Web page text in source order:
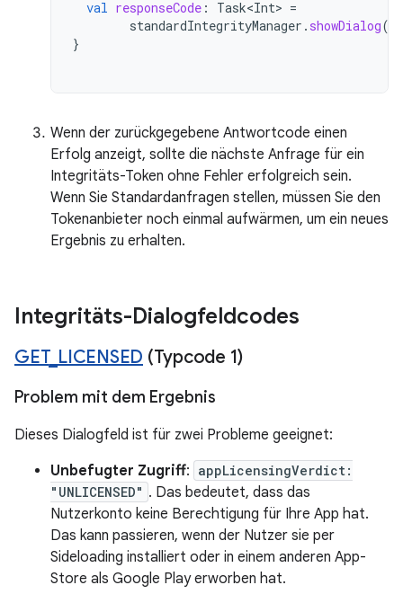
val responseCode : Task<Int> =
standardIntegrityManager . showDialog(
}
Wenn der zurückgegebene Antwortcode einen
Erfolg anzeigt, sollte die nächste Anfrage für ein
Integritäts-Token ohne Fehler erfolgreich sein.
Wenn Sie Standardanfragen stellen, müssen Sie den
Tokenanbieter noch einmal aufwärmen, um ein neues
Ergebnis zu erhalten.
Integritäts-Dialogfeldcodes
GET_ LICENSED (Typcode 1)
Problem mit dem Ergebnis
Dieses Dialogfeld ist für zwei Probleme geeignet:
Unbefugter Zugriff: appLicensingVerdict:
"UNLICENSED" . Das bedeutet, dass das
Nutzerkonto keine Berechtigung für Ihre App hat.
Das kann passieren, wenn der Nutzer sie per
Sideloading installiert oder in einem anderen App-
Store als Google Play erworben hat.